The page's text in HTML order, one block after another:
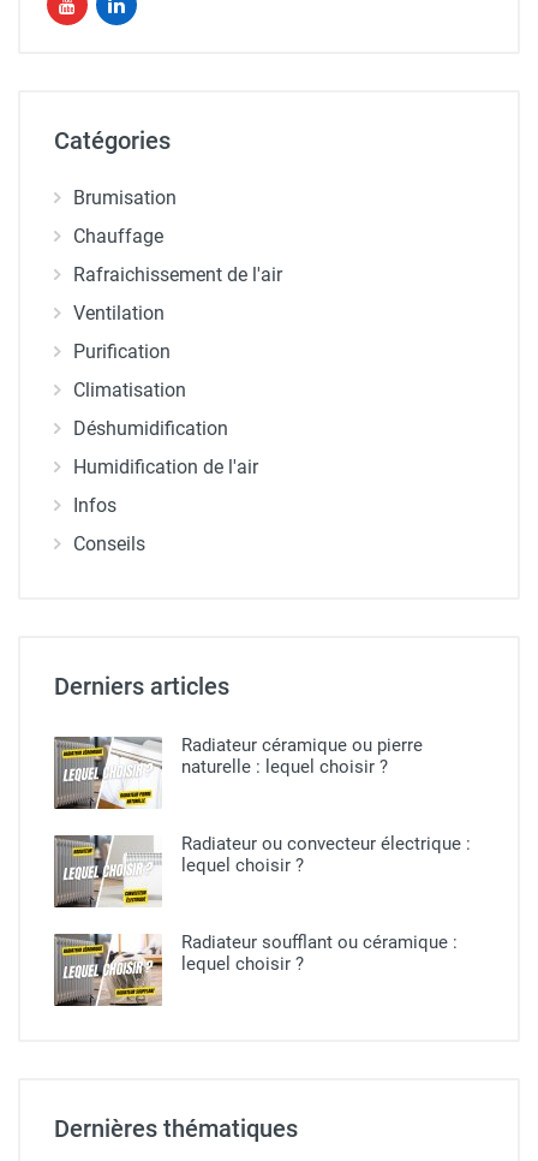
Catégories
Brumisation
Chauffage
Rafraichissement de l'air
Ventilation
Purification
Climatisation
Déshumidification
Humidification de l'air
Infos
Conseils
Derniers articles
Radiateur céramique ou pierre
naturelle​ : lequel choisir ?
Radiateur ou convecteur électrique :
lequel choisir ?​
Radiateur soufflant ou céramique​ :
lequel choisir ?
Dernières thématiques